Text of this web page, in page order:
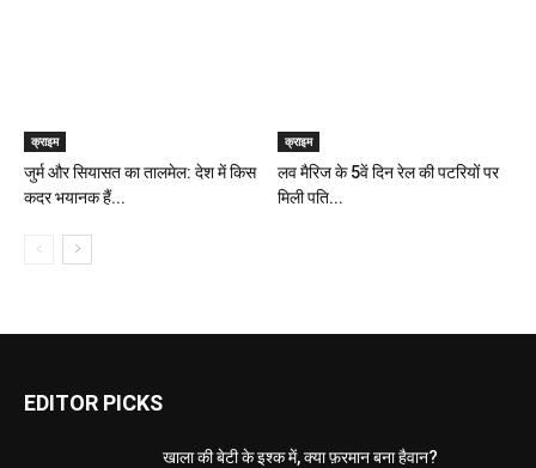
क्राइम
जुर्म और सियासत का तालमेल: देश में किस
कदर भयानक हैं...
क्राइम
लव मैरिज के 5वें दिन रेल की पटरियों पर
मिली पति...
EDITOR PICKS
खाला की बेटी के इश्क में, क्या फ़रमान बना हैवान?